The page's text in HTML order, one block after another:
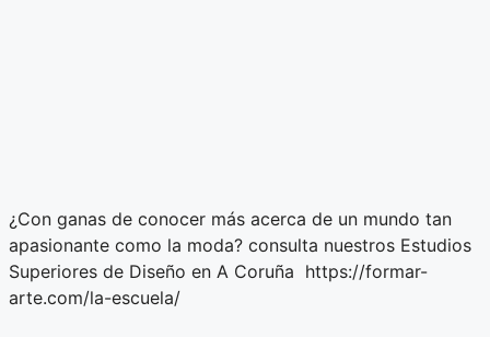
¿Con ganas de conocer más acerca de un mundo tan
apasionante como la moda? consulta nuestros Estudios
Superiores de Diseño en A Coruña https://formar-
arte.com/la-escuela/